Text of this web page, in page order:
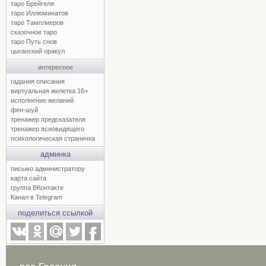
таро Брейгеля
таро Иллюминатов
таро Тамплиеров
сказочное таро
таро Путь снов
цыганский оракул
интересное
гадания описания
виртуальная жилетка 16+
исполнение желаний
фен-шуй
тренажер предсказателя
тренажер ясновидящего
психологическая страничка
админка
письмо администратору
карта сайта
группа ВКонтакте
Канал в Telegram
поделиться ссылкой